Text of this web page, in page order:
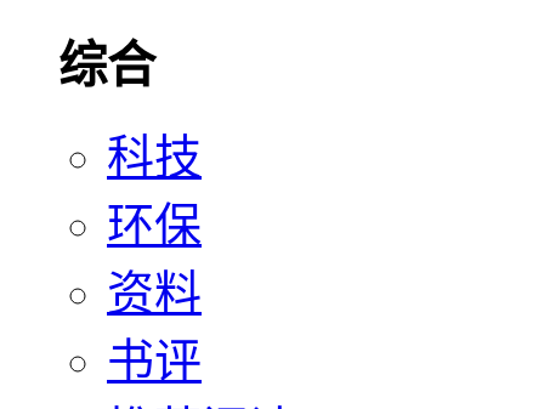
综合
科技
环保
资料
书评